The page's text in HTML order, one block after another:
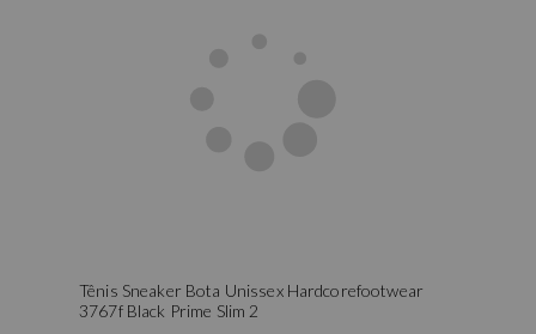
Tênis Sneaker Bota Unissex Hardcorefootwear
3767f Black Prime Slim 2